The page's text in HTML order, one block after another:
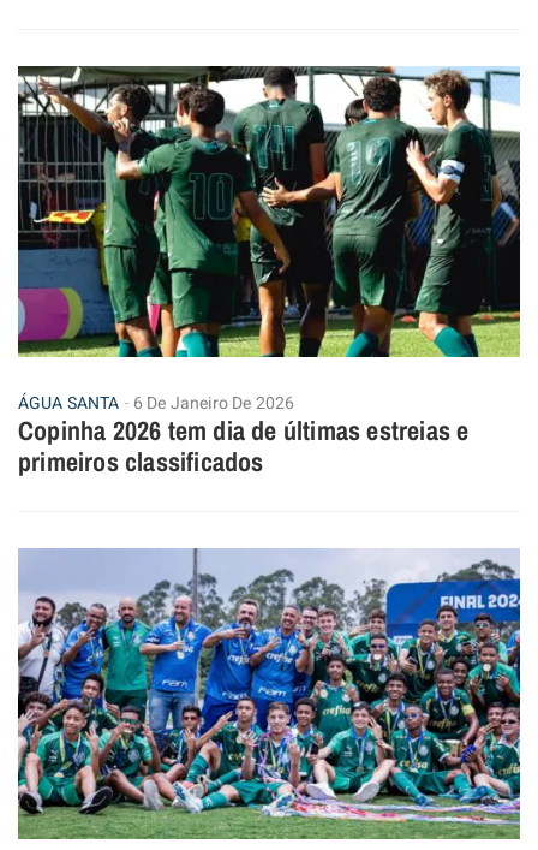
ÁGUA SANTA 6 De Janeiro De 2026
Copinha 2026 tem dia de últimas estreias e
primeiros classificados